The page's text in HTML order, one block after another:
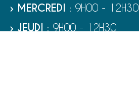
› MERCREDI : 9H00 - 12H30
› JEUDI : 9H00 - 12H30